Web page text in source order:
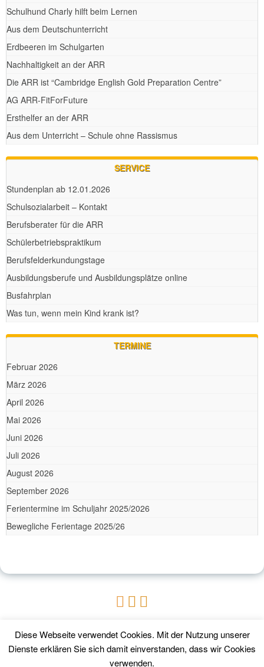
Schulhund Charly hilft beim Lernen
Aus dem Deutschunterricht
Erdbeeren im Schulgarten
Nachhaltigkeit an der ARR
Die ARR ist “Cambridge English Gold Preparation Centre”
AG ARR-FitForFuture
Ersthelfer an der ARR
Aus dem Unterricht – Schule ohne Rassismus
SERVICE
Stundenplan ab 12.01.2026
Schulsozialarbeit – Kontakt
Berufsberater für die ARR
Schülerbetriebspraktikum
Berufsfelderkundungstage
Ausbildungsberufe und Ausbildungsplätze online
Busfahrplan
Was tun, wenn mein Kind krank ist?
TERMINE
Februar 2026
März 2026
April 2026
Mai 2026
Juni 2026
Juli 2026
August 2026
September 2026
Ferientermine im Schuljahr 2025/2026
Bewegliche Ferientage 2025/26
Diese Webseite verwendet Cookies. Mit der Nutzung unserer
Dienste erklären Sie sich damit einverstanden, dass wir Cookies
verwenden.